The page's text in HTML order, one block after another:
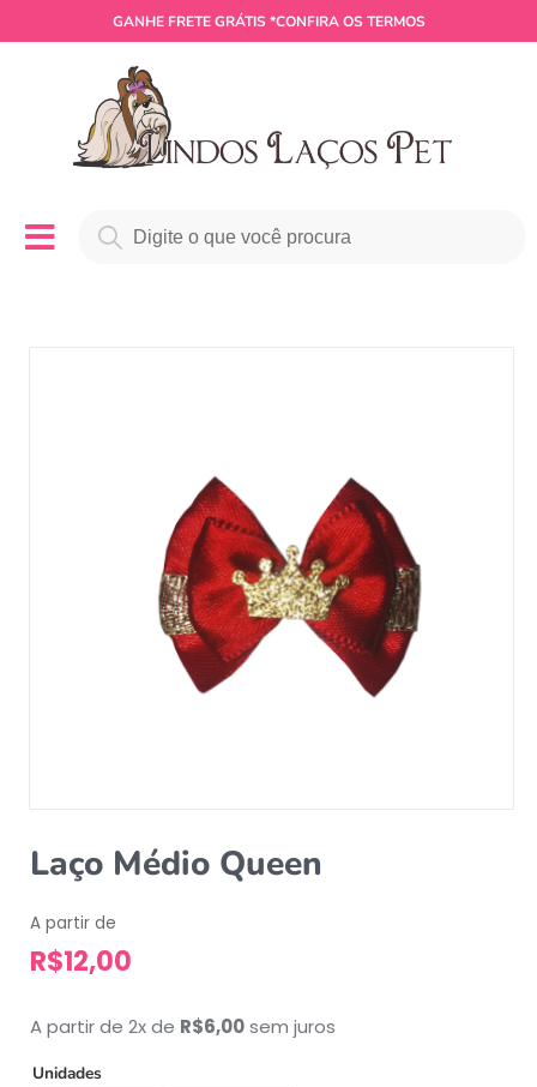
GANHE FRETE GRÁTIS *CONFIRA OS TERMOS
Laço Médio Queen
A partir de
R$12,00
A partir de 2x de R$6,00sem juros
Unidades